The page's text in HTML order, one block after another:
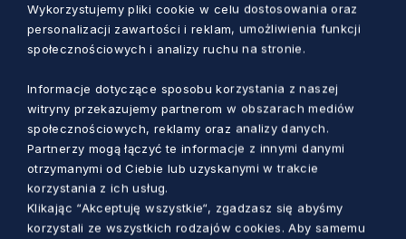
ZDROWIE
Szpital z niezwykłą historią, świetnym
sprzętem i wykwalifikowanym
personelem. Gdański „Kopernik” ma już
150 lat
Dorota Kulka 10 miesięcy temu
Wykorzystujemy pliki cookie w celu dostosowania oraz
personalizacji zawartości i reklam, umożliwienia funkcji
społecznościowych i analizy ruchu na stronie.
Informacje dotyczące sposobu korzystania z naszej
witryny przekazujemy partnerom w obszarach mediów
społecznościowych, reklamy oraz analizy danych.
Partnerzy mogą łączyć te informacje z innymi danymi
otrzymanymi od Ciebie lub uzyskanymi w trakcie
korzystania z ich usług.
Klikając “Akceptuję wszystkie“, zgadzasz się abyśmy
korzystali ze wszystkich rodzajów cookies. Aby samemu